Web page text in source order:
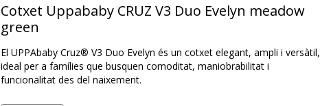
Cotxet Uppababy CRUZ V3 Duo Evelyn meadow
green
El UPPAbaby Cruz® V3 Duo Evelyn és un cotxet elegant, ampli i versàtil,
ideal per a famílies que busquen comoditat, maniobrabilitat i
funcionalitat des del naixement.